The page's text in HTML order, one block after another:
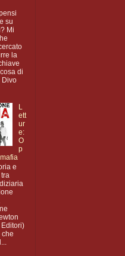
su
Mi
la
di
Divo
L
ett
ur
e:
O
p
e
che